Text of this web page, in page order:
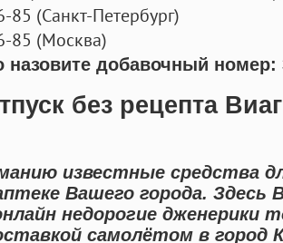
85 (Санкт-Петербург)
85 (Москва)
назовите добавочный номер:
без рецепта
известные средства
Вашего города.
недорогие дженерики
самолётом в город